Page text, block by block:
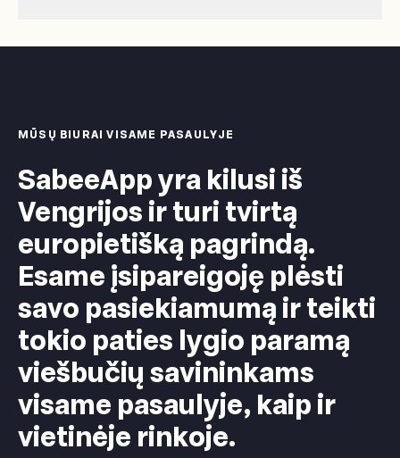
MŪSŲ BIURAI VISAME PASAULYJE
SabeeApp yra kilusi iš
Vengrijos ir turi tvirtą
europietišką pagrindą.
Esame įsipareigoję plėsti
savo pasiekiamumą ir teikti
tokio paties lygio paramą
viešbučių savininkams
visame pasaulyje, kaip ir
vietinėje rinkoje.